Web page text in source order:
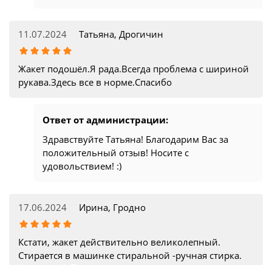
11.07.2024 Татьяна, Дрогичин
Жакет подошёл.Я рада.Всегда проблема с шириной
рукава.Здесь все в норме.Спасибо
Ответ от администрации:
Здравствуйте Татьяна! Благодарим Вас за
положительный отзыв! Носите с
удовольствием! :)
17.06.2024 Ирина, Гродно
Кстати, жакет действительно великолепный.
Стирается в машинке стиральной -ручная стирка.